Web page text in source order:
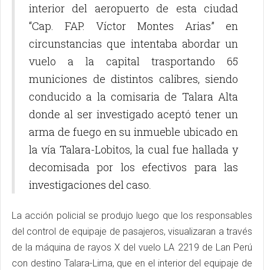
interior del aeropuerto de esta ciudad
“Cap. FAP. Víctor Montes Arias” en
circunstancias que intentaba abordar un
vuelo a la capital trasportando 65
municiones de distintos calibres, siendo
conducido a la comisaria de Talara Alta
donde al ser investigado aceptó tener un
arma de fuego en su inmueble ubicado en
la vía Talara-Lobitos, la cual fue hallada y
decomisada por los efectivos para las
investigaciones del caso.
La acción policial se produjo luego que los responsables
del control de equipaje de pasajeros, visualizaran a través
de la máquina de rayos X del vuelo LA 2219 de Lan Perú
con destino Talara-Lima, que en el interior del equipaje de